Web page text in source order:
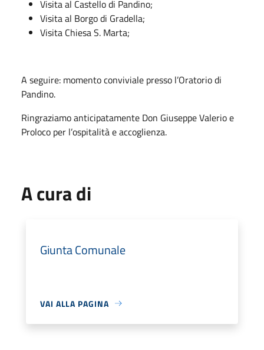
Visita al Castello di Pandino;
Visita al Borgo di Gradella;
Visita Chiesa S. Marta;
A seguire: momento conviviale presso l’Oratorio di
Pandino.
Ringraziamo anticipatamente Don Giuseppe Valerio e
Proloco per l’ospitalità e accoglienza.
A cura di
Giunta Comunale
VAI ALLA PAGINA